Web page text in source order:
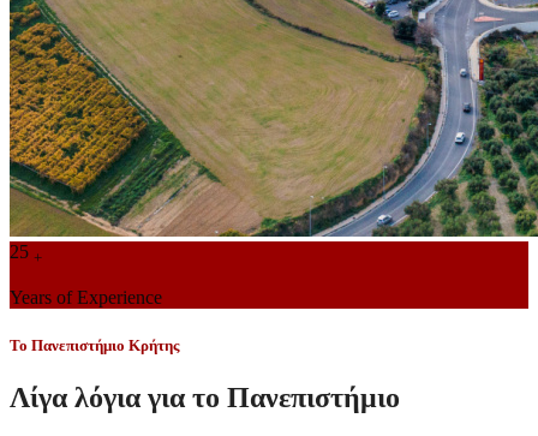
25 +
Years of Experience
Το Πανεπιστήμιο Κρήτης
Λίγα λόγια για το Πανεπιστήμιο